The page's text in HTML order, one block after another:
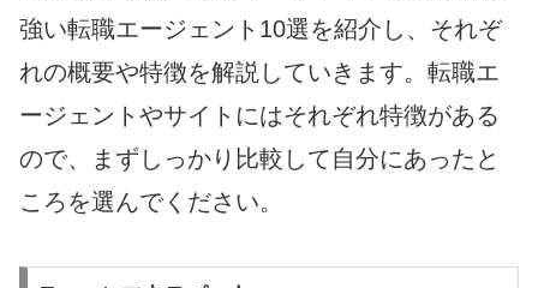
強い転職エージェント10選を紹介し、それぞ
れの概要や特徴を解説していきます。転職エ
ージェントやサイトにはそれぞれ特徴がある
ので、まずしっかり比較して自分にあったと
ころを選んでください。